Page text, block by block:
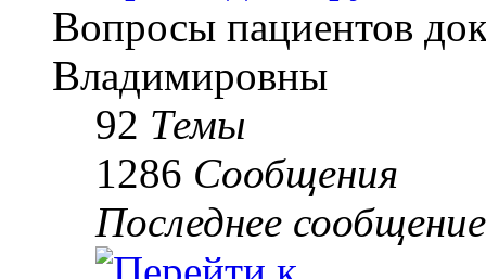
Вопросы пациентов
Владимировны
92 Темы
1286 Сообщения
Последнее сообщение